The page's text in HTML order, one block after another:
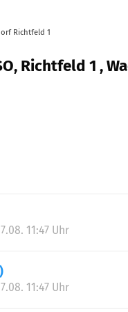
Richtfeld 1
Richtfeld 1 ,
11:47 Uhr
11:47 Uhr